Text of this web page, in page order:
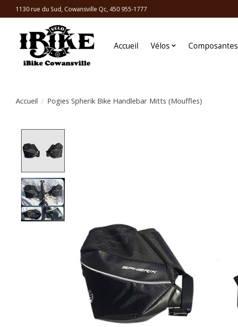
1130 rue du Sud, Cowansville Qc, 450 955-1777
Accueil Vélos Composantes
Accueil / Pogies Spherik Bike Handlebar Mitts (Mouffles)